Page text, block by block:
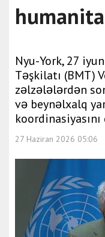
Nyu-York, 27
Təşkilatı (BMT)
zəlzələlərdən
və beynəlxalq
27 Haziran 2026 05:06